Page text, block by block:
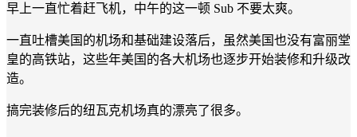
早上一直忙着赶飞机，中午的这一顿 Sub 不要太爽。
一直吐槽美国的机场和基础建设落后，虽然美国也没有富丽堂
皇的高铁站，这些年美国的各大机场也逐步开始装修和升级改
造。
搞完装修后的纽瓦克机场真的漂亮了很多。